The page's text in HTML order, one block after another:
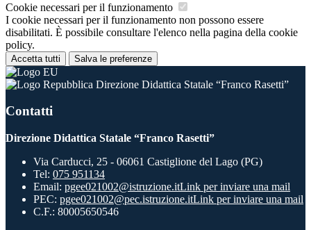
Cookie necessari per il funzionamento
I cookie necessari per il funzionamento non possono essere
disabilitati. È possibile consultare l'elenco nella pagina della cookie
policy.
Accetta tutti Salva le preferenze
Direzione Didattica Statale “Franco Rasetti”
Contatti
Direzione Didattica Statale “Franco Rasetti”
Via Carducci, 25 - 06061 Castiglione del Lago (PG)
Tel: 075 951134
Email: pgee021002@istruzione.itLink per inviare una mail
PEC: pgee021002@pec.istruzione.itLink per inviare una mail
C.F.: 80005650546